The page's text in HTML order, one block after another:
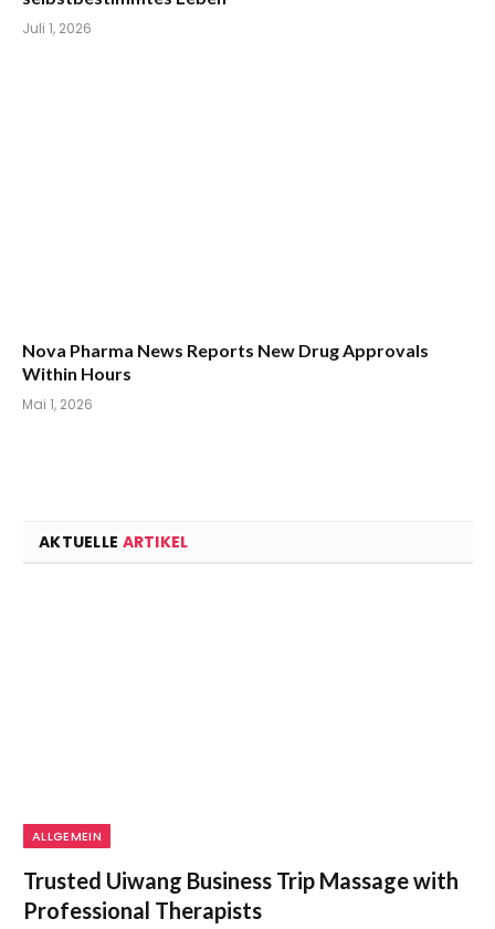
Juli 1, 2026
Nova Pharma News Reports New Drug Approvals
Within Hours
Mai 1, 2026
AKTUELLE ARTIKEL
ALLGEMEIN
Trusted Uiwang Business Trip Massage with
Professional Therapists